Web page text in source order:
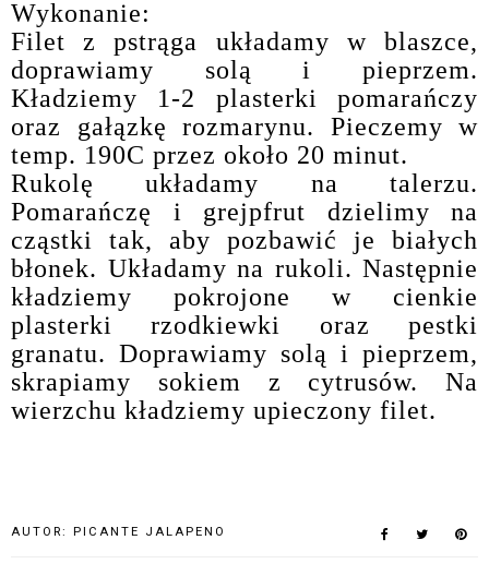
Wykonanie:
Filet z pstrąga układamy w blaszce,
doprawiamy solą i pieprzem.
Kładziemy 1-2 plasterki pomarańczy
oraz gałązkę rozmarynu. Pieczemy w
temp. 190C przez około 20 minut.
Rukolę układamy na talerzu.
Pomarańczę i grejpfrut dzielimy na
cząstki tak, aby pozbawić je białych
błonek. Układamy na rukoli. Następnie
kładziemy pokrojone w cienkie
plasterki rzodkiewki oraz pestki
granatu. Doprawiamy solą i pieprzem,
skrapiamy sokiem z cytrusów. Na
wierzchu kładziemy upieczony filet.
AUTOR: PICANTE JALAPENO